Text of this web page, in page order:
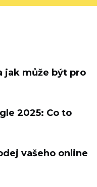
jak může být pro
2025: Co to
vašeho online